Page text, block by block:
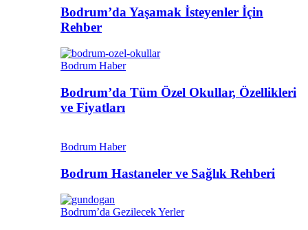
Bodrum’da Yaşamak İsteyenler İçin
Rehber
Bodrum Haber
Bodrum’da Tüm Özel Okullar, Özellikleri
ve Fiyatları
Bodrum Haber
Bodrum Hastaneler ve Sağlık Rehberi
Bodrum’da Gezilecek Yerler